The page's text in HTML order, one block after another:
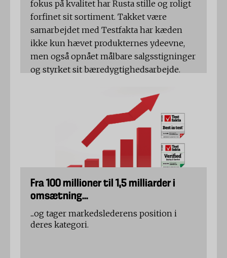
fokus på kvalitet har Rusta stille og roligt
forfinet sit sortiment. Takket være
samarbejdet med Testfakta har kæden
ikke kun hævet produkternes ydeevne,
men også opnået målbare salgsstigninger
og styrket sit bæredygtighedsarbejde.
Fra 100 millioner til 1,5 milliarder i
omsætning...
...og tager markedslederens position i
deres kategori.